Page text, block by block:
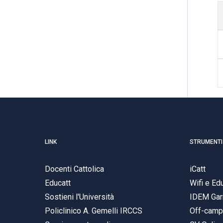
LINK
Docenti Cattolica
Educatt
Sostieni l'Università
Policlinico A. Gemelli IRCCS
STRUMENTI
iCatt
Wifi e
IDEM
Off-